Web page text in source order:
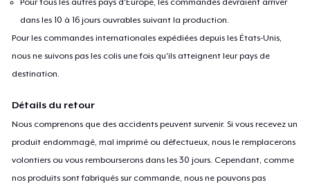
Pour tous les autres pays d'Europe, les commandes devraient arriver
dans les 10 à 16 jours ouvrables suivant la production.
Pour les commandes internationales expédiées depuis les États-Unis,
nous ne suivons pas les colis une fois qu'ils atteignent leur pays de
destination.
Détails du retour
Nous comprenons que des accidents peuvent survenir. Si vous recevez un
produit endommagé, mal imprimé ou défectueux, nous le remplacerons
volontiers ou vous rembourserons dans les 30 jours. Cependant, comme
nos produits sont fabriqués sur commande, nous ne pouvons pas